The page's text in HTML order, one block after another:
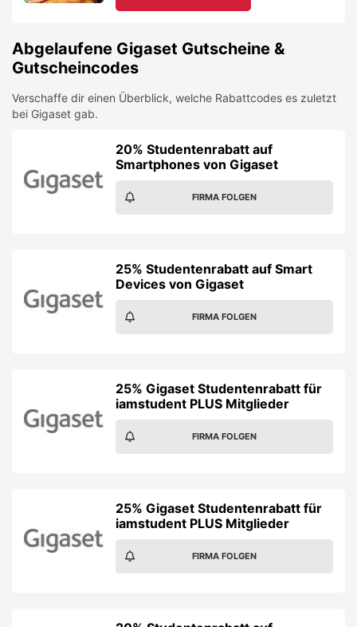
Abgelaufene Gigaset Gutscheine &
Gutscheincodes
Verschaffe dir einen Überblick, welche Rabattcodes es zuletzt
bei Gigaset gab.
20% Studentenrabatt auf
Smartphones von Gigaset
FIRMA FOLGEN
25% Studentenrabatt auf Smart
Devices von Gigaset
FIRMA FOLGEN
25% Gigaset Studentenrabatt für
iamstudent PLUS Mitglieder
FIRMA FOLGEN
25% Gigaset Studentenrabatt für
iamstudent PLUS Mitglieder
FIRMA FOLGEN